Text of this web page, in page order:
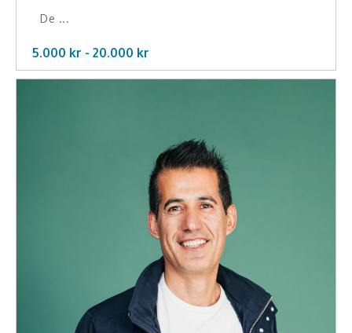
Idrottare och äventyrare
De ...
5.000 kr - 20.000 kr